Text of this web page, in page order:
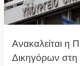
Ανακαλείται η
Δικηγόρων